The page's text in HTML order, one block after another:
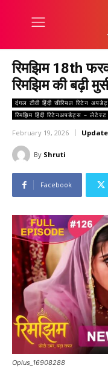
रिमझिम 18th
रिमझिम की बढ़ी
दंगल टीवी हिंदी सीरियल रिटेन
रिमझिम हिंदी रिटेनअपडेट्स – लेटेस्ट
February 19, 2026
By Shruti
Facebook
Oplus_16908288